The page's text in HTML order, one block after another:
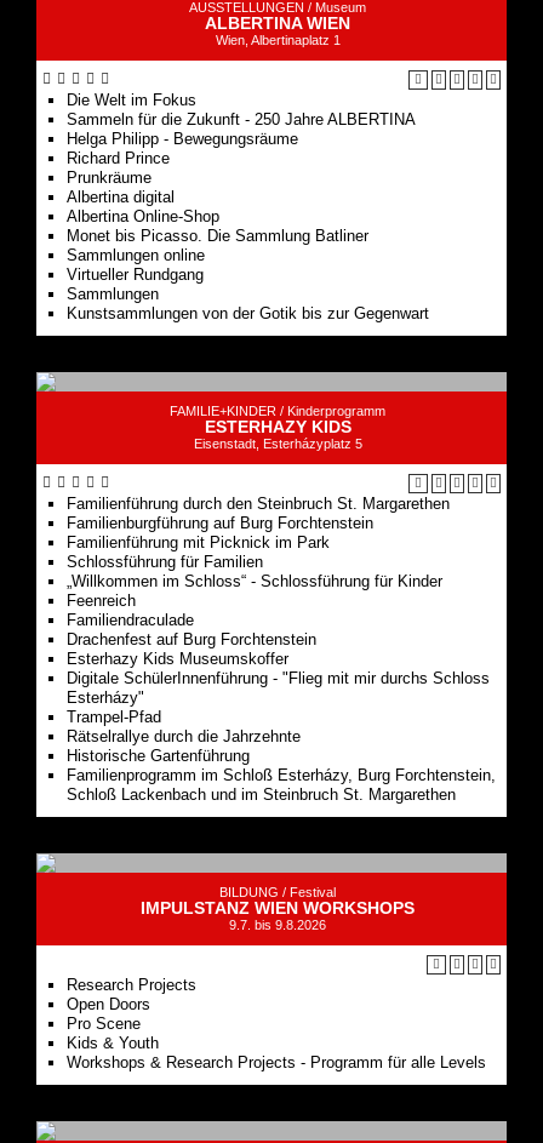
Sammeln für die Zukunft - 250 Jahre ALBERTINA
Helga Philipp - Bewegungsräume
Richard Prince
Prunkräume
Albertina digital
Albertina Online-Shop
Monet bis Picasso. Die Sammlung Batliner
Sammlungen online
Virtueller Rundgang
Sammlungen
Kunstsammlungen von der Gotik bis zur Gegenwart
FAMILIE+KINDER /Kinderprogramm
Familienführung durch den Steinbruch St. Margarethen
Familienburgführung auf Burg Forchtenstein
Familienführung mit Picknick im Park
Schlossführung für Familien
„Willkommen im Schloss“ - Schlossführung für Kinder
Feenreich
Familiendraculade
Drachenfest auf Burg Forchtenstein
Esterhazy Kids Museumskoffer
Digitale SchülerInnenführung - "Flieg mit mir durchs Schloss
Esterházy"
Trampel-Pfad
Rätselrallye durch die Jahrzehnte
Historische Gartenführung
Familienprogramm im Schloß Esterházy, Burg Forchtenstein,
Schloß Lackenbach und im Steinbruch St. Margarethen
BILDUNG /Festival
Research Projects
Pro Scene
Workshops & Research Projects - Programm für alle Levels
AUSFLÜGE /Freizeitpark